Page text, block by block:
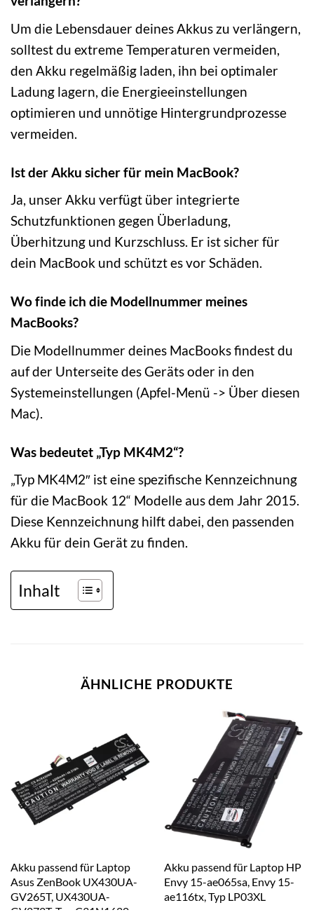
Um die Lebensdauer deines Akkus zu verlängern,
solltest du extreme Temperaturen vermeiden,
den Akku regelmäßig laden, ihn bei optimaler
Ladung lagern, die Energieeinstellungen
optimieren und unnötige Hintergrundprozesse
vermeiden.
Ist der Akku sicher für mein MacBook?
Ja, unser Akku verfügt über integrierte
Schutzfunktionen gegen Überladung,
Überhitzung und Kurzschluss. Er ist sicher für
dein MacBook und schützt es vor Schäden.
Wo finde ich die Modellnummer meines
MacBooks?
Die Modellnummer deines MacBooks findest du
auf der Unterseite des Geräts oder in den
Systemeinstellungen (Apfel-Menü -> Über diesen
Mac).
Was bedeutet „Typ MK4M2“?
„Typ MK4M2″ ist eine spezifische Kennzeichnung
für die MacBook 12“ Modelle aus dem Jahr 2015.
Diese Kennzeichnung hilft dabei, den passenden
Akku für dein Gerät zu finden.
Inhalt
ÄHNLICHE PRODUKTE
Akku passend für Laptop
Asus ZenBook UX430UA-
GV265T, UX430UA-
GV272T, Typ C31N1620
Akku passend für Laptop HP
Envy 15-ae065sa, Envy 15-
ae116tx, Typ LP03XL